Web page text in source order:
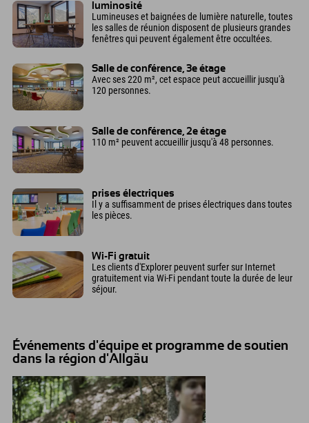
luminosité
Lumineuses et baignées de lumière naturelle, toutes
les salles de réunion disposent de plusieurs grandes
fenêtres qui peuvent également être occultées.
Salle de conférence, 3e étage
Avec ses 220 m², cet espace peut accueillir jusqu'à
120 personnes.
Salle de conférence, 2e étage
110 m² peuvent accueillir jusqu'à 48 personnes.
prises électriques
Il y a suffisamment de prises électriques dans toutes
les pièces.
Wi-Fi gratuit
Les clients d'Explorer peuvent surfer sur Internet
gratuitement via Wi-Fi pendant toute la durée de leur
séjour.
Événements d'équipe et programme de soutien
dans la région d'Allgäu